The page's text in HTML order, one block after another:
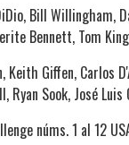
Bill Willingham,
Bennett, Tom
Keith Giffen, Carlos
Sook, José
núms. 1 al 12